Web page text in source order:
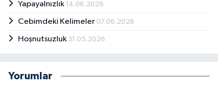
Yapayalnızlık 14.06.2026
Cebimdeki Kelimeler 07.06.2026
Hoşnutsuzluk 31.05.2026
Yorumlar